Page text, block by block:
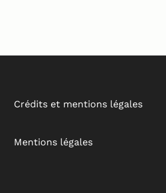
Crédits et mentions légales
Mentions légales